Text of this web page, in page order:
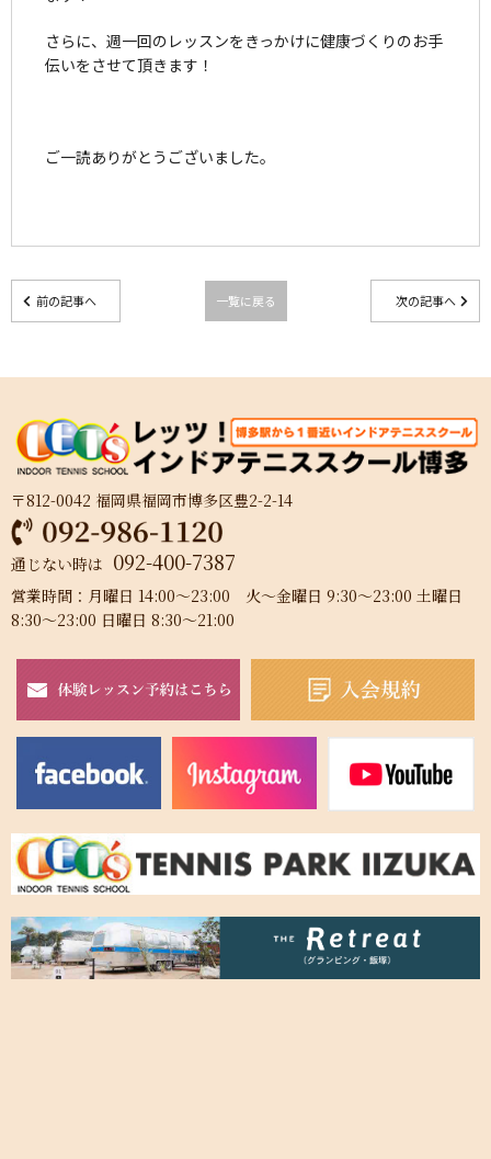
さらに、週一回のレッスンをきっかけに健康づくりのお手
伝いをさせて頂きます！
ご一読ありがとうございました。
前の記事へ 一覧に戻る 次の記事へ
〒812-0042 福岡県福岡市博多区豊2-2-14
通じない時は 092-400-7387
営業時間：月曜日 14:00～23:00 火～金曜日 9:30～23:00 土曜日
8:30～23:00 日曜日 8:30～21:00